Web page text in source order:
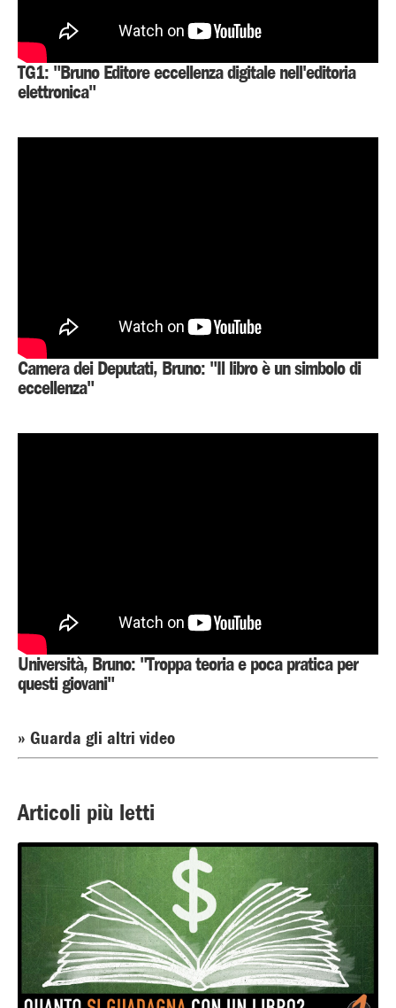
TG1: "Bruno Editore eccellenza digitale nell'editoria
elettronica"
Camera dei Deputati, Bruno: "Il libro è un simbolo di
eccellenza"
Università, Bruno: "Troppa teoria e poca pratica per
questi giovani"
» Guarda gli altri video
Articoli più letti